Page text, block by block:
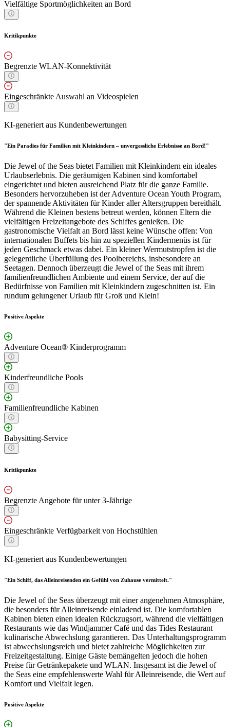
Vielfältige Sportmöglichkeiten an Bord
Kritikpunkte
Begrenzte WLAN-Konnektivität
Eingeschränkte Auswahl an Videospielen
KI-generiert aus Kundenbewertungen
"Ein Paradies für Familien mit Kleinkindern – unvergessliche Erlebnisse an Bord!"
Die Jewel of the Seas bietet Familien mit Kleinkindern ein ideales
Urlaubserlebnis. Die geräumigen Kabinen sind komfortabel
eingerichtet und bieten ausreichend Platz für die ganze Familie.
Besonders hervorzuheben ist der Adventure Ocean Youth Program,
der spannende Aktivitäten für Kinder aller Altersgruppen bereithält.
Während die Kleinen bestens betreut werden, können Eltern die
vielfältigen Freizeitangebote des Schiffes genießen. Die
gastronomische Vielfalt an Bord lässt keine Wünsche offen: Von
internationalen Buffets bis hin zu speziellen Kindermenüs ist für
jeden Geschmack etwas dabei. Ein kleiner Wermutstropfen ist die
gelegentliche Überfüllung des Poolbereichs, insbesondere an
Seetagen. Dennoch überzeugt die Jewel of the Seas mit ihrem
familienfreundlichen Ambiente und einem Service, der auf die
Bedürfnisse von Familien mit Kleinkindern zugeschnitten ist. Ein
rundum gelungener Urlaub für Groß und Klein!
Positive Aspekte
Adventure Ocean® Kinderprogramm
Kinderfreundliche Pools
Familienfreundliche Kabinen
Babysitting-Service
Kritikpunkte
Begrenzte Angebote für unter 3-Jährige
Eingeschränkte Verfügbarkeit von Hochstühlen
KI-generiert aus Kundenbewertungen
"Ein Schiff, das Alleinreisenden ein Gefühl von Zuhause vermittelt."
Die Jewel of the Seas überzeugt mit einer angenehmen Atmosphäre,
die besonders für Alleinreisende einladend ist. Die komfortablen
Kabinen bieten einen idealen Rückzugsort, während die vielfältigen
Restaurants wie das Windjammer Café und das Tides Restaurant
kulinarische Abwechslung garantieren. Das Unterhaltungsprogramm
ist abwechslungsreich und bietet zahlreiche Möglichkeiten zur
Freizeitgestaltung. Einige Gäste bemängelten jedoch die hohen
Preise für Getränkepakete und WLAN. Insgesamt ist die Jewel of
the Seas eine empfehlenswerte Wahl für Alleinreisende, die Wert auf
Komfort und Vielfalt legen.
Positive Aspekte